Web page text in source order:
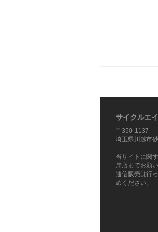
サイクルエ
〒350-1137
埼玉県川越市
当サイトに関
岸店までお願い
通信販売は行
めください。